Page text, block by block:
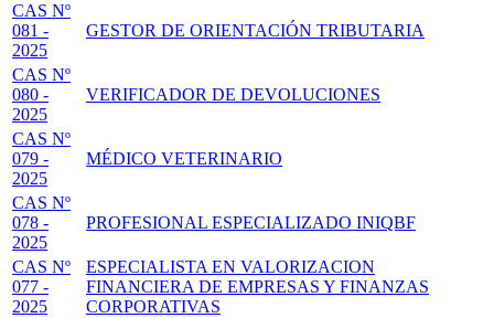
CAS Nº
081 -
2025
GESTOR DE ORIENTACIÓN TRIBUTARIA
CAS Nº
080 -
2025
VERIFICADOR DE DEVOLUCIONES
CAS Nº
079 -
2025
MÉDICO VETERINARIO
CAS Nº
078 -
2025
PROFESIONAL ESPECIALIZADO INIQBF
CAS Nº
077 -
2025
ESPECIALISTA EN VALORIZACION
FINANCIERA DE EMPRESAS Y FINANZAS
CORPORATIVAS